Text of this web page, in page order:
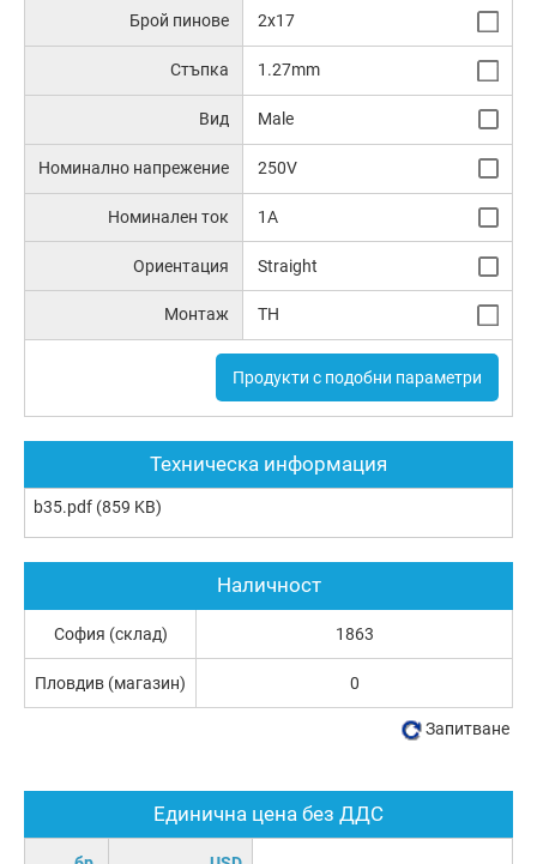
Брой пинове 2x17
Стъпка 1.27mm
Вид Male
Номинално напрежение 250V
Номинален ток 1A
Ориентация Straight
Монтаж TH
Продукти с подобни параметри
Техническа информация
b35.pdf (859 KB)
Единична цена без ДДС
Наличност
София (склад) 1863
Пловдив (магазин) 0
Запитване